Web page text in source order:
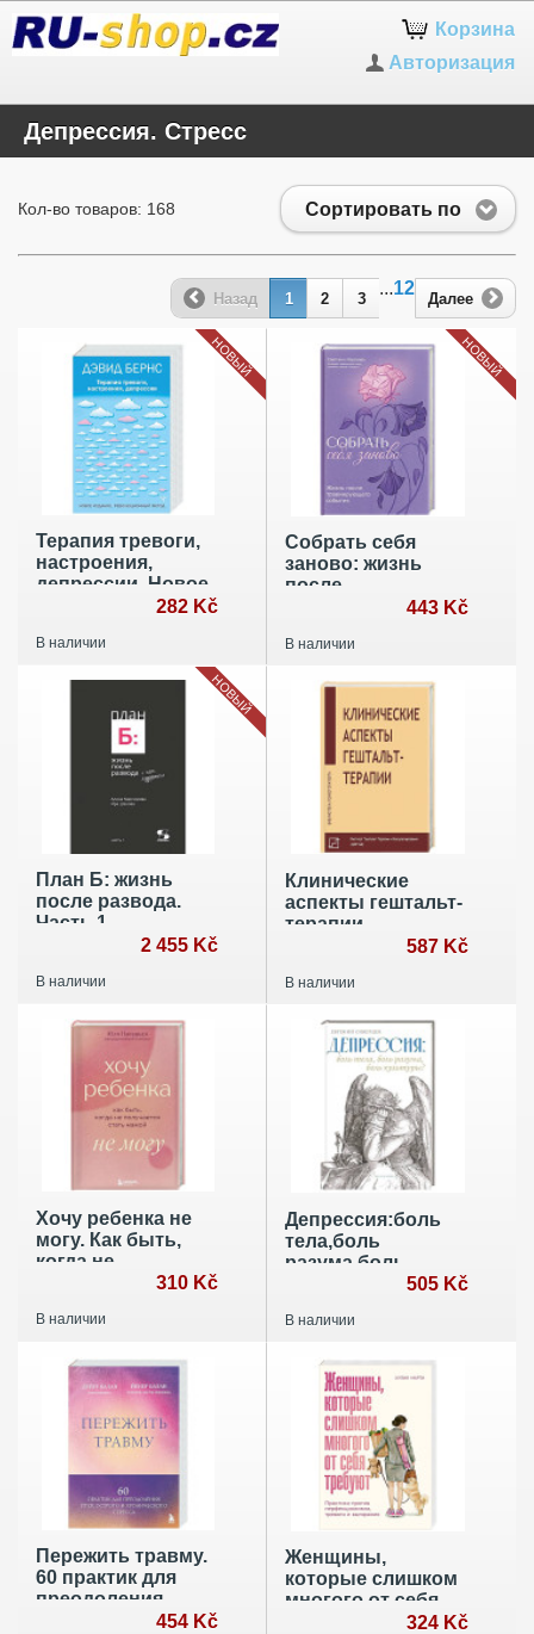
Корзина
Авторизация
Депрессия. Стресс
Сортировать по
Кол-во товаров: 168
Назад 1 2 3
...12
Далее
Терапия тревоги,
настроения,
депрессии. Новое
метод
282 Kč
В наличии
НОВЫЙ
Собрать себя
заново: жизнь
после
травмирующего443 Kč
В наличии
НОВЫЙ
План Б: жизнь
после развода.
Часть 1
2 455 Kč
В наличии
НОВЫЙ
Клинические
аспекты гештальт-
терапии
587 Kč
В наличии
Хочу ребенка не
могу. Как быть,
когда не
получается стать
310 Kč
В наличии
Депрессия:боль
тела,боль
разума,боль
505 Kč
В наличии
Пережить травму.
60 практик для
преодоления
ПТСР, острого и454 Kč
Женщины,
которые слишком
многого от себя
требуют: Практики
324 Kč